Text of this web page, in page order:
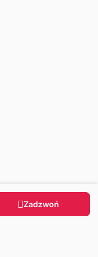
Zadzwoń